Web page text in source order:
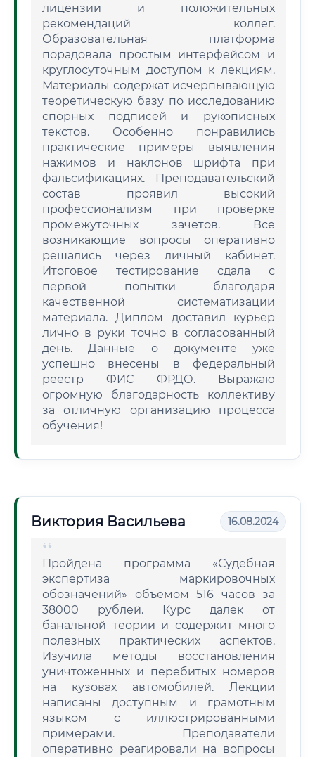
лицензии и положительных
рекомендаций коллег.
Образовательная платформа
порадовала простым интерфейсом и
круглосуточным доступом к лекциям.
Материалы содержат исчерпывающую
теоретическую базу по исследованию
спорных подписей и рукописных
текстов. Особенно понравились
практические примеры выявления
нажимов и наклонов шрифта при
фальсификациях. Преподавательский
состав проявил высокий
профессионализм при проверке
промежуточных зачетов. Все
возникающие вопросы оперативно
решались через личный кабинет.
Итоговое тестирование сдала с
первой попытки благодаря
качественной систематизации
материала. Диплом доставил курьер
лично в руки точно в согласованный
день. Данные о документе уже
успешно внесены в федеральный
реестр ФИС ФРДО. Выражаю
огромную благодарность коллективу
за отличную организацию процесса
обучения!
Виктория Васильева 16.08.2024
Пройдена программа «Судебная
экспертиза маркировочных
обозначений» объемом 516 часов за
38000 рублей. Курс далек от
банальной теории и содержит много
полезных практических аспектов.
Изучила методы восстановления
уничтоженных и перебитых номеров
на кузовах автомобилей. Лекции
написаны доступным и грамотным
языком с иллюстрированными
примерами. Преподаватели
оперативно реагировали на вопросы